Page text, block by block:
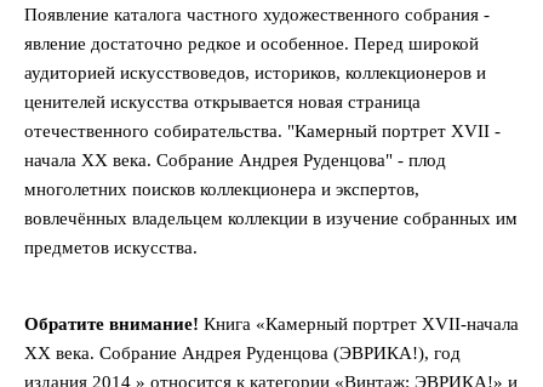
Появление каталога частного художественного собрания -
явление достаточно редкое и особенное. Перед широкой
аудиторией искусствоведов, историков, коллекционеров и
ценителей искусства открывается новая страница
отечественного собирательства. "Камерный портрет XVII -
начала XX века. Собрание Андрея Руденцова" - плод
многолетних поисков коллекционера и экспертов,
вовлечённых владельцем коллекции в изучение собранных им
предметов искусства.
Обратите внимание! Книга «Камерный портрет XVII-начала
ХХ века. Собрание Андрея Руденцова (ЭВРИКА!), год
издания 2014 » относится к категории «Винтаж: ЭВРИКА!» и